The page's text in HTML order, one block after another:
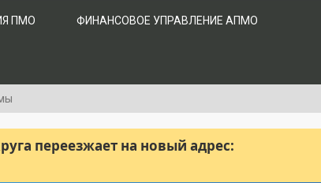
ПМО ФИНАНСОВОЕ УПРАВЛЕНИЕ АПМО
переезжает на новый адрес: